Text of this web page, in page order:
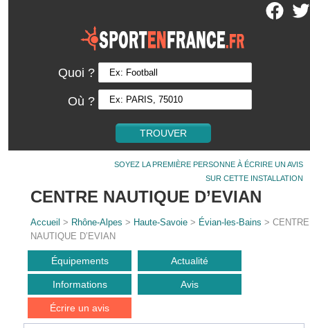
Quoi ?
Où ?
SOYEZ LA PREMIÈRE PERSONNE À ÉCRIRE UN AVIS
SUR CETTE INSTALLATION
CENTRE NAUTIQUE D’EVIAN
Accueil > Rhône-Alpes > Haute-Savoie > Évian-les-Bains > CENTRE
NAUTIQUE D’EVIAN
Équipements Actualité
Informations Avis
Écrire un avis